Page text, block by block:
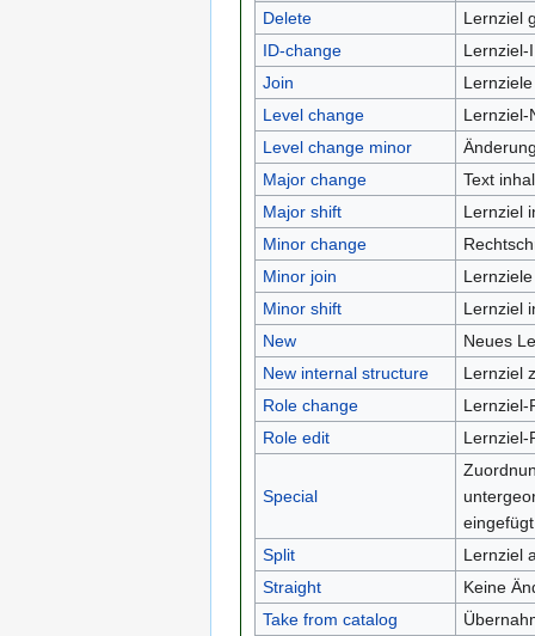
Delete
Lernziel
ID-change
Lernziel-
Join
Level change
Lernziel-
Level change minor
Major change
Text
Major shift
Lernziel
Minor change
Minor join
Minor shift
Lernziel
New
Neues
New internal structure
Lernziel
Role change
Lernziel-
Role edit
Lernziel-
Special
eingefügt
Split
Lernziel
Straight
Keine
Take from catalog